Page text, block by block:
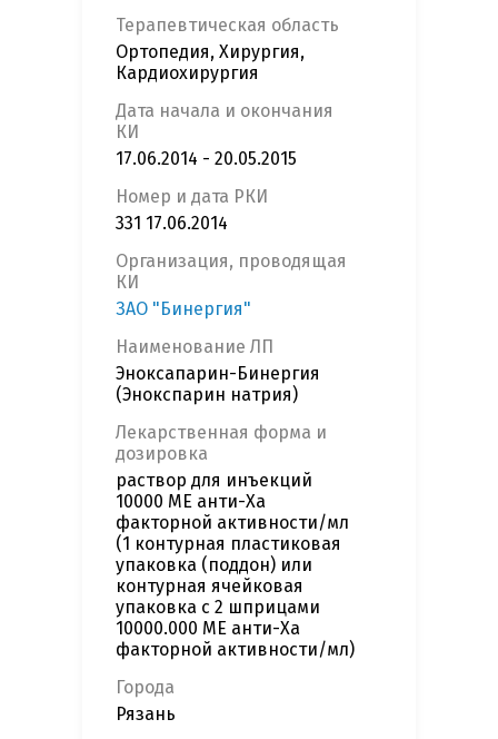
Терапевтическая область
Ортопедия, Хирургия,
Кардиохирургия
Дата начала и окончания
КИ
17.06.2014 - 20.05.2015
Номер и дата РКИ
331 17.06.2014
Организация, проводящая
КИ
ЗАО "Бинергия"
Наименование ЛП
Эноксапарин-Бинергия
(Энокспарин натрия)
Лекарственная форма и
дозировка
раствор для инъекций
10000 МЕ анти-Ха
факторной активности/мл
(1 контурная пластиковая
упаковка (поддон) или
контурная ячейковая
упаковка с 2 шприцами
10000.000 МЕ анти-Ха
факторной активности/мл)
Города
Рязань